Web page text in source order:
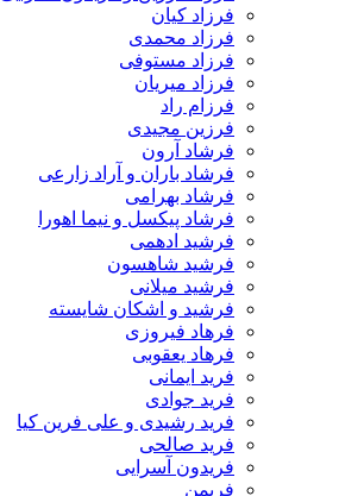
فرزاد کیان
فرزاد محمدی
فرزاد مستوفی
فرزاد میریان
فرزام راد
فرزین مجیدی
فرشاد آرون
فرشاد باران و آراد زارعی
فرشاد بهرامی
فرشاد پیکسل و نیما اهورا
فرشید ادهمی
فرشید شاهسون
فرشید میلانی
فرشید و اشکان شایسته
فرهاد فیروزی
فرهاد یعقوبی
فرید ایمانی
فرید جوادی
فرید رشیدی و علی فرین کیا
فرید صالحی
فریدون آسرایی
فریمن